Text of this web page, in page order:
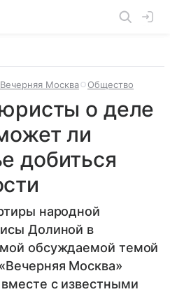
Вечерняя Москва Общество
о деле
ли
добиться
народной
Долиной в
обсуждаемой темой
Москва»
с известными